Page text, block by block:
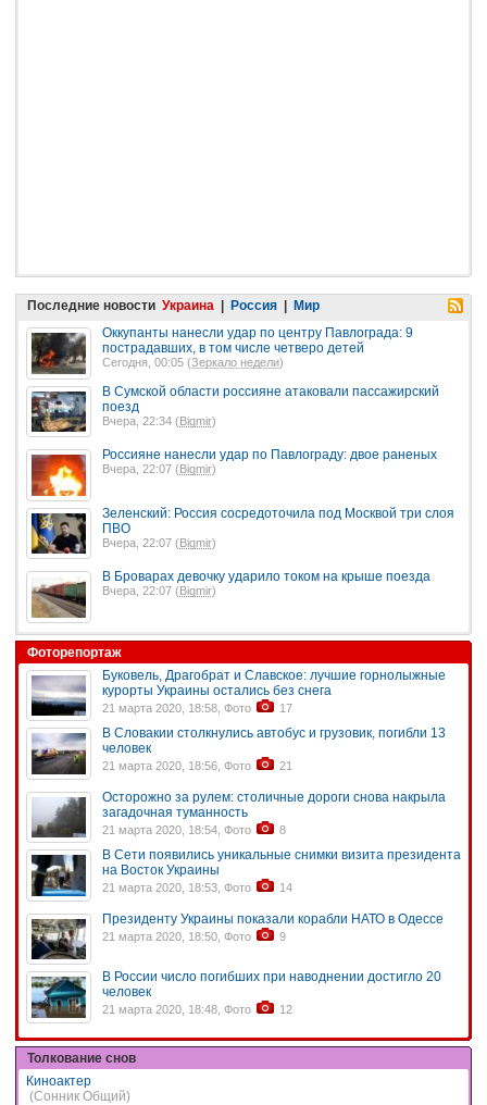
Последние новости Украина Россия
Мир
Оккупанты нанесли удар по центру Павлограда: 9
пострадавших, в том числе четверо детей
Сегодня, 00:05 (Зеркало недели)
В Сумской области россияне атаковали пассажирский
поезд
Вчера, 22:34 (Bigmir)
Россияне нанесли удар по Павлограду: двое раненых
Вчера, 22:07 ( Bigmir)
Зеленский: Россия сосредоточила под Москвой три слоя
ПВО
Вчера, 22:07 (Bigmir)
В Броварах девочку ударило током на крыше поезда
Вчера, 22:07 ( Bigmir)
Фоторепортаж
Буковель, Драгобрат и Славское: лучшие горнолыжные
курорты Украины остались без снега
21 марта 2020, 18:58, Фото 17
В Словакии столкнулись автобус и грузовик, погибли 13
человек
21 марта 2020, 18:56, Фото 21
Осторожно за рулем: столичные дороги снова накрыла
загадочная туманность
21 марта 2020, 18:54, Фото 8
В Сети появились уникальные снимки визита президента
на Восток Украины
21 марта 2020, 18:53, Фото 14
Президенту Украины показали корабли НАТО в Одессе
21 марта 2020, 18:50, Фото 9
В России число погибших при наводнении достигло 20
человек
21 марта 2020, 18:48, Фото 12
Толкование снов
Киноактер
(Сонник Общий)